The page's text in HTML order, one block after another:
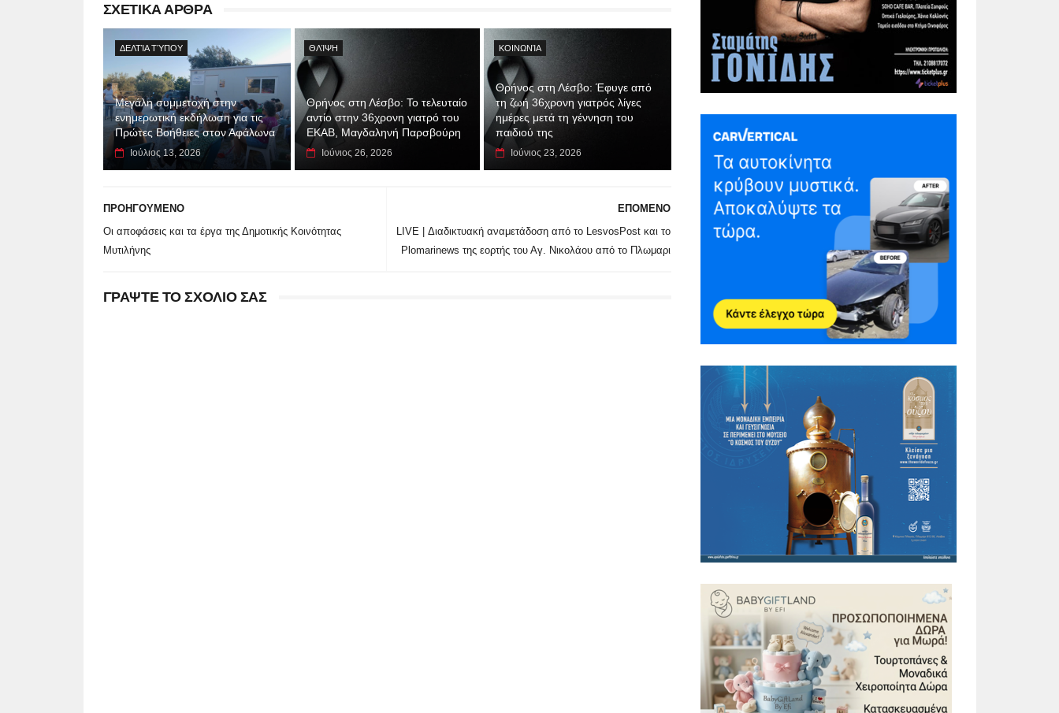
ΣΧΕΤΙΚΑ ΑΡΘΡΑ
ΔΕΛΤΊΑ ΤΎΠΟΥ
Μεγάλη συμμετοχή στην
ενημερωτική εκδήλωση για τις
Πρώτες Βοήθειες στον Αφάλωνα
Ιούλιος 13, 2026
ΘΛΊΨΗ
Θρήνος στη Λέσβο: Το τελευταίο
αντίο στην 36χρονη γιατρό του
ΕΚΑΒ, Μαγδαληνή Παρσβούρη
Ιούνιος 26, 2026
ΚΟΙΝΩΝΊΑ
Θρήνος στη Λέσβο: Έφυγε από
τη ζωή 36χρονη γιατρός λίγες
ημέρες μετά τη γέννηση του
παιδιού της
Ιούνιος 23, 2026
ΕΠΟΜΕΝΟ
LIVE | Διαδικτυακή αναμετάδοση από το LesvosPost και το
Plomarinews της εορτής του Αγ. Νικολάου από το Πλωμαρι
ΠΡΟΗΓΟΥΜΕΝΟ
Οι αποφάσεις και τα έργα της Δημοτικής Κοινότητας
Μυτιλήνης
ΓΡΑΨΤΕ ΤΟ ΣΧΟΛΙΟ ΣΑΣ